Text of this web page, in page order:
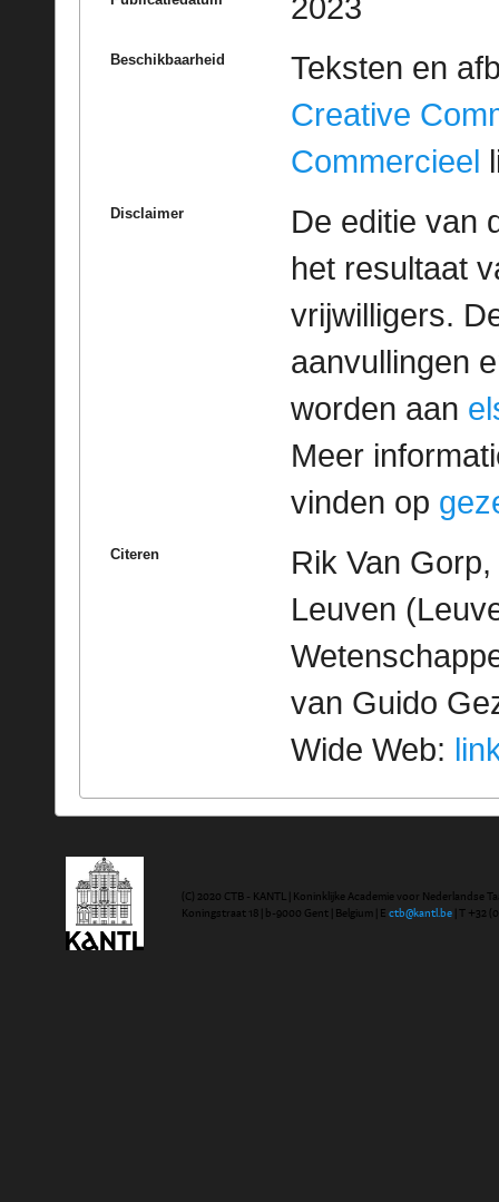
2023
Beschikbaarheid
Teksten en
Creative
Commercieel
Disclaimer
De editie van
het resultaat
vrijwilligers.
aanvullingen
worden aan
Meer
vinden op
Citeren
Rik Van
Leuven
van Guido
Wide Web:
(C) 2020 CTB - KANTL | Koninklijke Academie voor Nederlandse
Koningstraat 18 | b-9000 Gent | Belgium | E ctb@kantl.be | T +32